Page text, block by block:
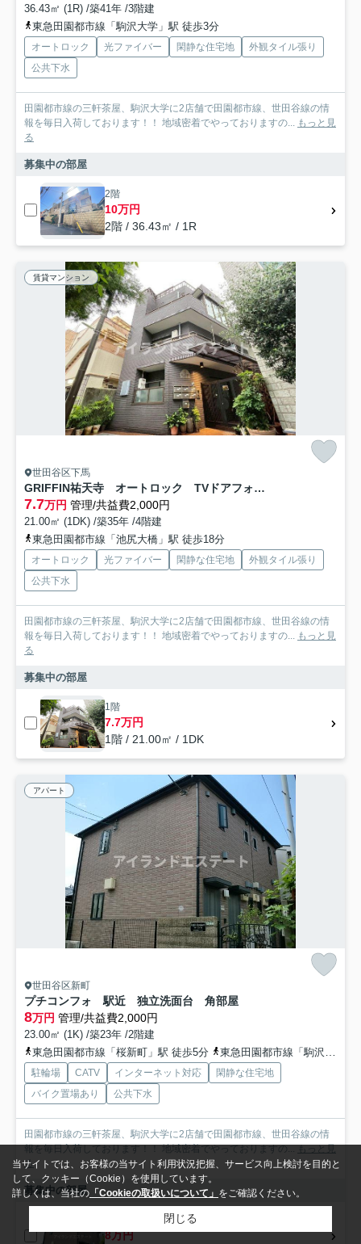
36.43㎡ (1R) /築41年 /3階建
東急田園都市線「駒沢大学」駅 徒歩3分
オートロック 光ファイバー 閑静な住宅地
外観タイル張り
公共下水
田園都市線の三軒茶屋、駒沢大学に2店舗で田園都市線、世田谷線の情
報を毎日入荷しております！！ 地域密着でやっておりますの...
もっと見
る
募集中の部屋
2階
10万円
2階 / 36.43㎡ / 1R
賃貸マンション
世田谷区下馬
GRIFFIN祐天寺 オートロック TVドアフォン 通風良好
7.7万円 管理/共益費2,000円
21.00㎡ (1DK) /築35年 /4階建
東急田園都市線「池尻大橋」駅 徒歩18分
オートロック 光ファイバー 閑静な住宅地
外観タイル張り
公共下水
田園都市線の三軒茶屋、駒沢大学に2店舗で田園都市線、世田谷線の情
報を毎日入荷しております！！ 地域密着でやっておりますの...
もっと見
る
募集中の部屋
1階
7.7万円
1階 / 21.00㎡ / 1DK
アパート
世田谷区新町
プチコンフォ 駅近 独立洗面台 角部屋
8万円 管理/共益費2,000円
23.00㎡ (1K) /築23年 /2階建
東急田園都市線「桜新町」駅 徒歩5分
東急田園都市線「駒沢大学」駅 徒歩18分
駐輪場 CATV インターネット対応
閑静な住宅地
バイク置場あり
公共下水
田園都市線の三軒茶屋、駒沢大学に2店舗で田園都市線、世田谷線の情
報を毎日入荷しております！！ 地域密着でやっておりますの...もっと見
る
募集中の部屋
8万円
当サイトでは、お客様の当サイト利用状況把握、サービス向上検討を目的と
して、クッキー（Cookie）を使用しています。
詳しくは、当社の 「Cookieの取扱いについて」 をご確認ください。
閉じる